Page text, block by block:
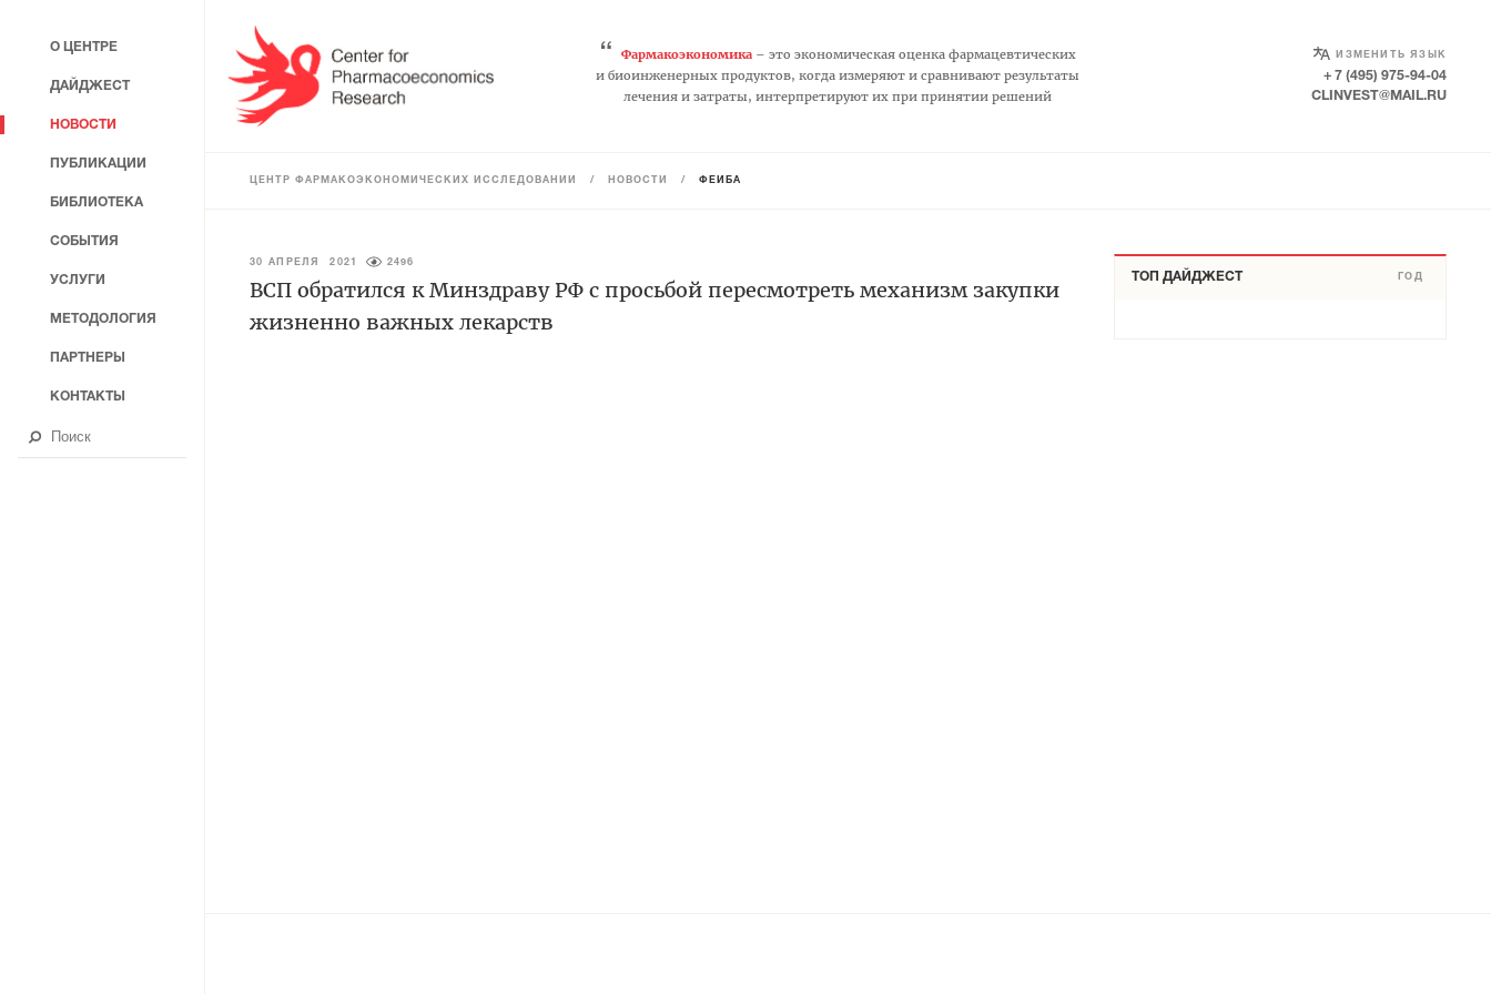
“ Фармакоэкономика– это экономическая оценка фармацевтических
и биоинженерных продуктов, когда измеряют и сравнивают результаты
лечения и затраты, интерпретируют их при принятии решений
ИЗМЕНИТЬ ЯЗЫК
SELECT LANGUAGE
+ 7 (495) 975-94-04
CLINVEST@MAIL.RU
ЦЕНТР ФАРМАКОЭКОНОМИЧЕСКИХ ИССЛЕДОВАНИЙ / НОВОСТИ / ФЕЙБА
30 АПРЕЛЯ 2021 2496
ВСП обратился к Минздраву РФ с просьбой пересмотреть механизм закупки
жизненно важных лекарств
ТОП ДАЙДЖЕСТ ГОД
О ЦЕНТРЕ
ДАЙДЖЕСТ
НОВОСТИ
ПУБЛИКАЦИИ
БИБЛИОТЕКА
СОБЫТИЯ
УСЛУГИ
МЕТОДОЛОГИЯ
ПАРТНЕРЫ
КОНТАКТЫ